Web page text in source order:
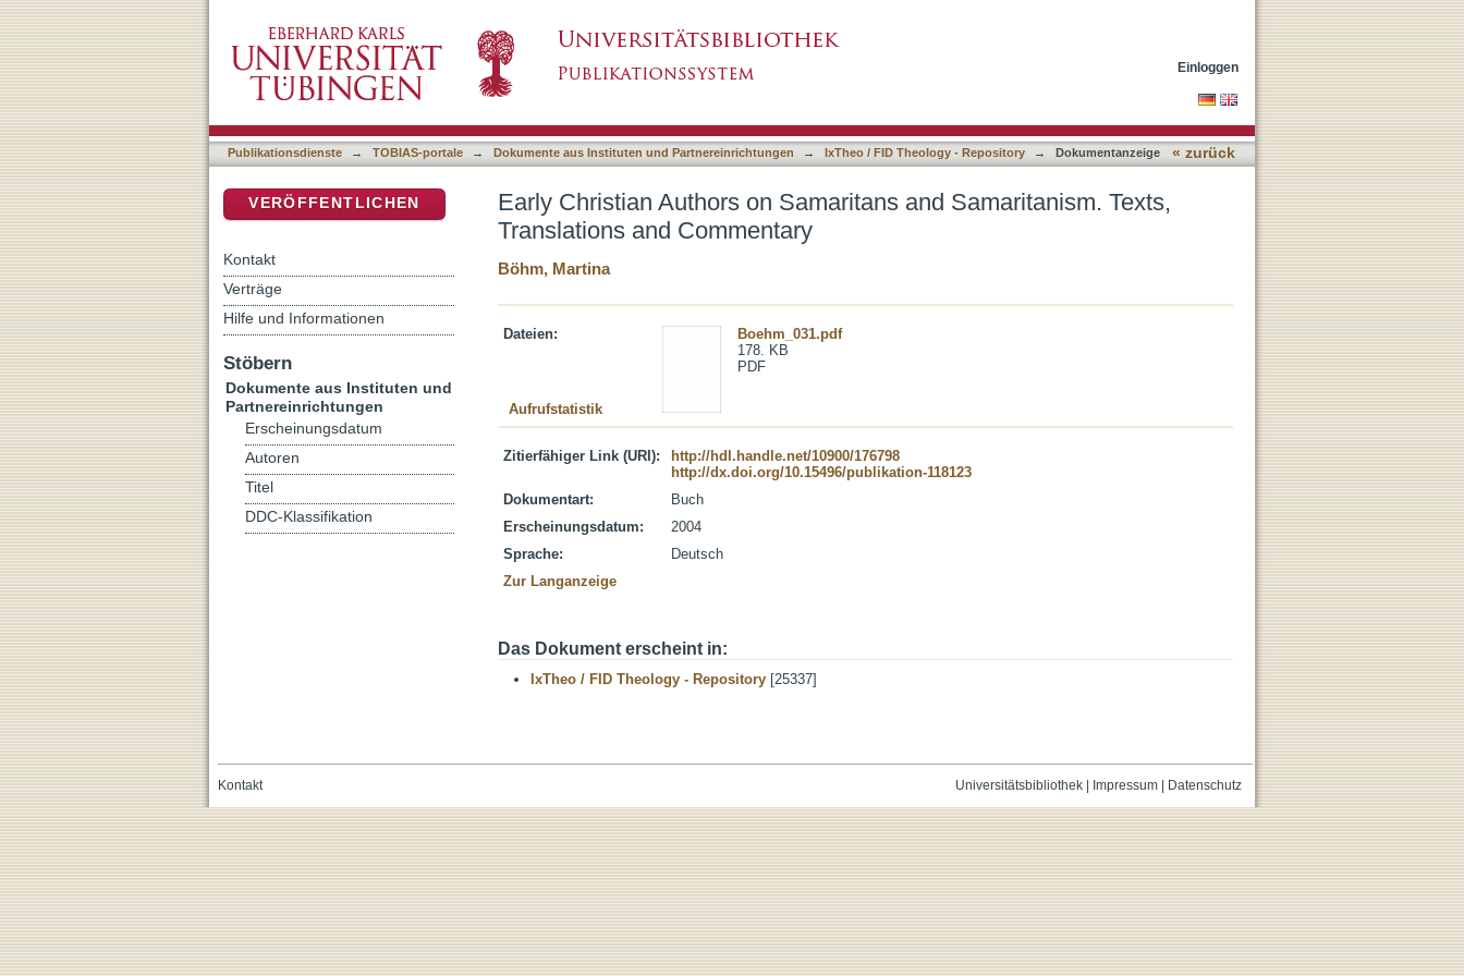
Einloggen
Publikationsdienste → TOBIAS-portale → Dokumente aus Instituten und Partnereinrichtungen → IxTheo / FID Theology - Repository → Dokumentanzeige « zurück
Early Christian Authors on Samaritans and Samaritanism. Texts,
Translations and Commentary
Böhm, Martina
Dateien:
Boehm_031.pdf
178. KB
PDF
Aufrufstatistik
Zitierfähiger Link (URI):
http://hdl.handle.net/10900/176798
http://dx.doi.org/10.15496/publikation-118123
Dokumentart:
Buch
Erscheinungsdatum:
2004
Sprache:
Deutsch
Zur Langanzeige
Das Dokument erscheint in:
IxTheo / FID Theology - Repository [25337]
VERÖFFENTLICHEN
Kontakt
Verträge
Hilfe und Informationen
Stöbern
Dokumente aus Instituten und
Partnereinrichtungen
Erscheinungsdatum
Autoren
Titel
DDC-Klassifikation
Universitätsbibliothek| Impressum| Datenschutz
Kontakt